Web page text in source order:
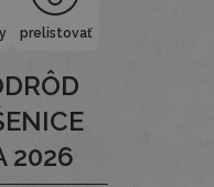
prelistovať
2026